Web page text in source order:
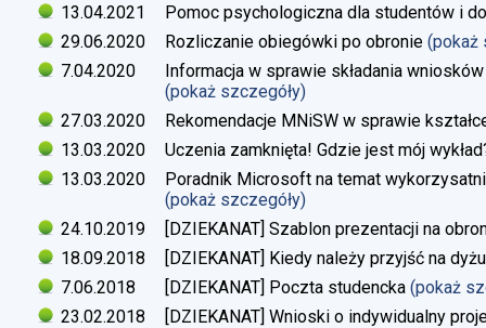
13.04.2021
Pomoc psychologiczna dla studentów i
29.06.2020
Rozliczanie obiegówki po obronie (pokaż
7.04.2020
Informacja w sprawie składania
(pokaż szczegóły)
27.03.2020
Rekomendacje MNiSW w sprawie
13.03.2020
Uczenia zamknięta! Gdzie jest mój
13.03.2020
Poradnik Microsoft na temat
(pokaż szczegóły)
24.10.2019
[DZIEKANAT] Szablon prezentacji na
18.09.2018
[DZIEKANAT] Kiedy należy przyjść na
7.06.2018
[DZIEKANAT] Poczta studencka (pokaż
23.02.2018
[DZIEKANAT] Wnioski o indywidualny